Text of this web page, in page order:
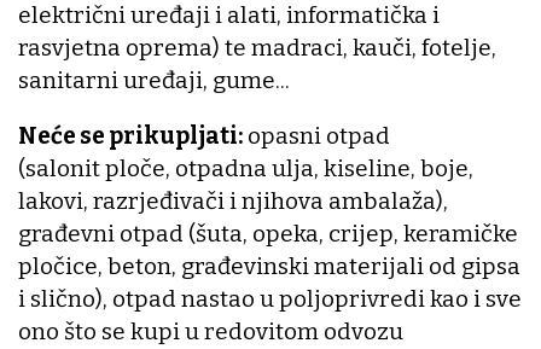
električni uređaji i alati, informatička i
rasvjetna oprema) te madraci, kauči, fotelje,
sanitarni uređaji, gume...
Neće se prikupljati: opasni otpad
(salonit ploče, otpadna ulja, kiseline, boje,
lakovi, razrjeđivači i njihova ambalaža),
građevni otpad (šuta, opeka, crijep, keramičke
pločice, beton, građevinski materijali od gipsa
i slično), otpad nastao u poljoprivredi kao i sve
ono što se kupi u redovitom odvozu